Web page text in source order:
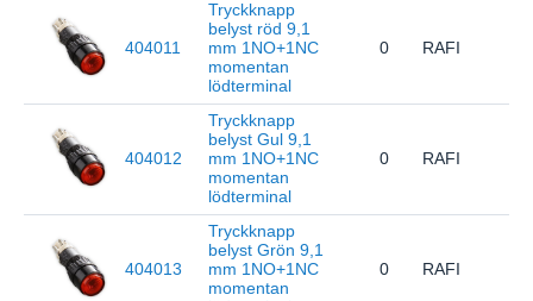
404011
Tryckknapp
belyst röd 9,1
mm 1NO+1NC
momentan
lödterminal
0 RAFI
404012
Tryckknapp
belyst Gul 9,1
mm 1NO+1NC
momentan
lödterminal
0 RAFI
404013
Tryckknapp
belyst Grön 9,1
mm 1NO+1NC
momentan
0 RAFI